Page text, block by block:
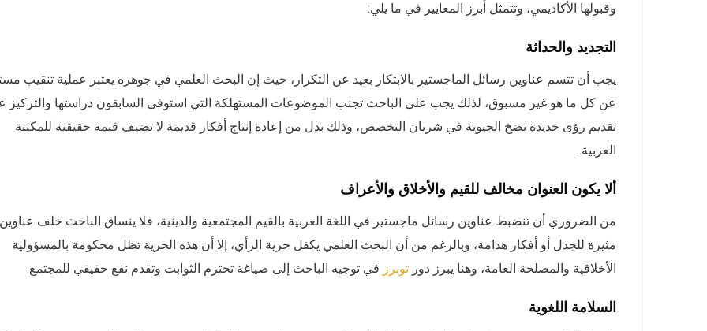
وقبولها الأكاديمي، وتتمثل أبرز المعايير في ما يلي:
التجديد والحداثة
يجب أن تتسم عناوين رسائل الماجستير بالابتكار بعيد عن التكرار، حيث إن البحث العلمي في جوهره يعتبر عملية تنقيب
عن كل ما هو غير مسبوق، لذلك يجب على الباحث تجنب الموضوعات المستهلكة التي استوفى السابقون دراستها والتركيز
تقديم رؤى جديدة تضخ الحيوية في شريان التخصص، وذلك بدل من إعادة إنتاج أفكار قديمة لا تضيف قيمة حقيقية للمكتبة
العربية.
ألا يكون العنوان مخالف للقيم والأخلاق والأعراف
من الضروري أن تنضبط عناوين رسائل ماجستير في اللغة العربية بالقيم المجتمعية والدينية، فلا ينساق الباحث خلف عناوين
مثيرة للجدل أو أفكار هدامة، وبالرغم من أن البحث العلمي يكفل حرية الرأي، إلا أن هذه الحرية تظل محكومة بالمسؤولية
الأخلاقية والمصلحة العامة، وهنا يبرز دور توبرز في توجيه الباحث إلى صياغة تحترم الثوابت وتقدم نفع حقيقي للمجتمع.
السلامة اللغوية